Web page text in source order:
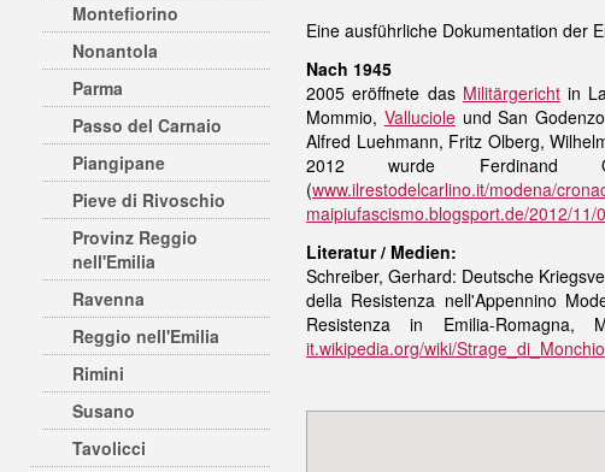
Montefiorino
Nonantola
Parma
Passo del Carnaio
Piangipane
Pieve di Rivoschio
Provinz Reggio
nell'Emilia
Ravenna
Reggio nell'Emilia
Rimini
Susano
Tavolicci
Eine ausführliche Dokumentation der
Nach 1945
2005 eröffnete das Militärgerichtin La
Mommio, Vallucioleund San
Alfred Luehmann, Fritz Olberg,
2012 wurde Ferdinand
(www.ilrestodelcarlino.it/modena/
maipiufascismo.blogsport.de/2012/
Literatur / Medien:
Schreiber, Gerhard: Deutsche
della Resistenza nell'Appennino
Resistenza in Emilia-
it.wikipedia.org/wiki/